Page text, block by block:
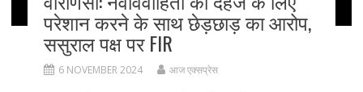
परेशान करने के साथ छेड़छाड़ का आरोप,
ससुराल पक्ष पर FIR
6 NOVEMBER 2024 आज एक्सप्रेस